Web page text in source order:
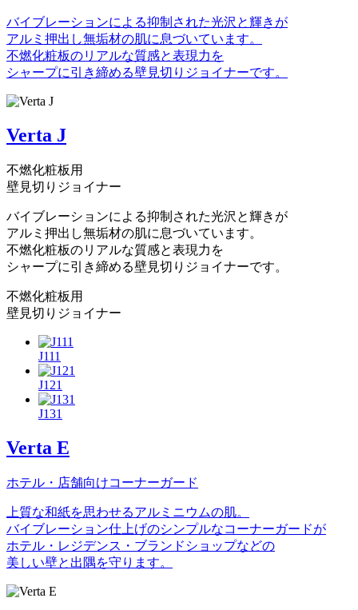
バイブレーションによる抑制された光沢と輝きが
アルミ押出し無垢材の肌に息づいています。
不燃化粧板のリアルな質感と表現力を
シャープに引き締める壁見切りジョイナーです。
Verta J
不燃化粧板用
壁見切りジョイナー
バイブレーションによる抑制された光沢と輝きが
アルミ押出し無垢材の肌に息づいています。
不燃化粧板のリアルな質感と表現力を
シャープに引き締める壁見切りジョイナーです。
不燃化粧板用
壁見切りジョイナー
J111
J121
J131
Verta E
ホテル・店舗向けコーナーガード
上質な和紙を思わせるアルミニウムの肌。
バイブレーション仕上げのシンプルなコーナーガードが
ホテル・レジデンス・ブランドショップなどの
美しい壁と出隅を守ります。